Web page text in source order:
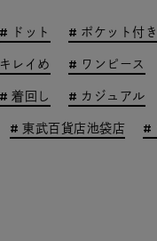
ドット ポケット付き
キレイめ ワンピース
着回し カジュアル
東武百貨店池袋店